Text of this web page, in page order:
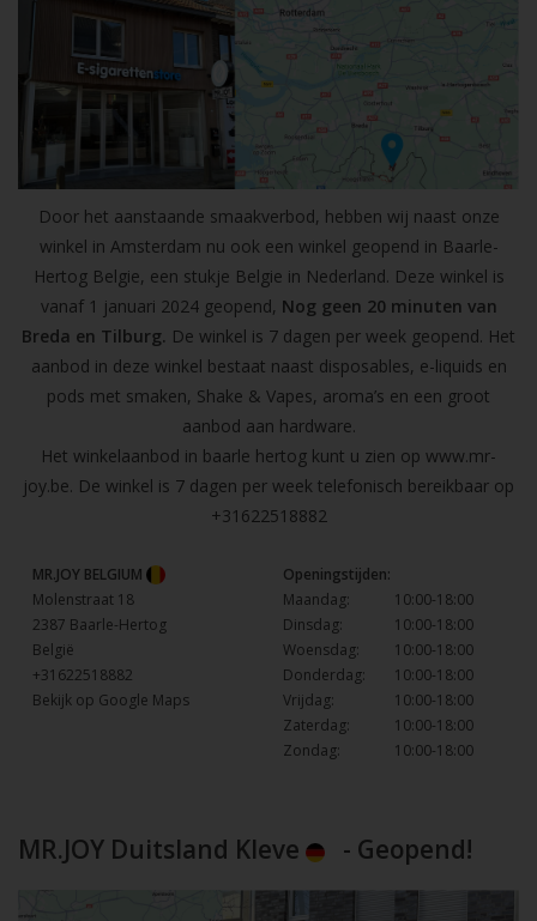
Door het aanstaande smaakverbod, hebben wij naast onze
winkel in Amsterdam nu ook een winkel geopend in Baarle-
Hertog Belgie, een stukje Belgie in Nederland. Deze winkel is
vanaf 1 januari 2024 geopend, Nog geen 20 minuten van
Breda en Tilburg. De winkel is 7 dagen per week geopend. Het
aanbod in deze winkel bestaat naast disposables, e-liquids en
pods met smaken, Shake & Vapes, aroma’s en een groot
aanbod aan hardware.
Het winkelaanbod in baarle hertog kunt u zien op www.mr-
joy.be. De winkel is 7 dagen per week telefonisch bereikbaar op
+31622518882
MR.JOY BELGIUM
Molenstraat 18
2387 Baarle-Hertog
België
+31622518882
Bekijk op Google Maps
Openingstijden:
Maandag:
10:00-18:00
Dinsdag:
10:00-18:00
Woensdag:
10:00-18:00
Donderdag:
10:00-18:00
Vrijdag:
10:00-18:00
Zaterdag:
10:00-18:00
Zondag:
10:00-18:00
MR.JOY Duitsland Kleve - Geopend!